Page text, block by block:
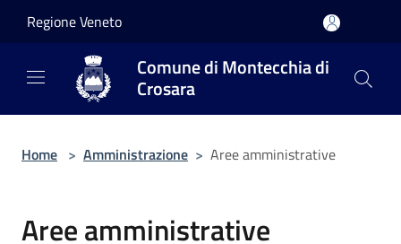
Regione Veneto
Comune di Montecchia di
Crosara
Home > Amministrazione > Aree amministrative
Aree amministrative